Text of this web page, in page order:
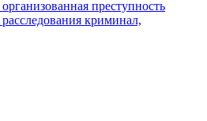
организованная преступность
расследования криминал,